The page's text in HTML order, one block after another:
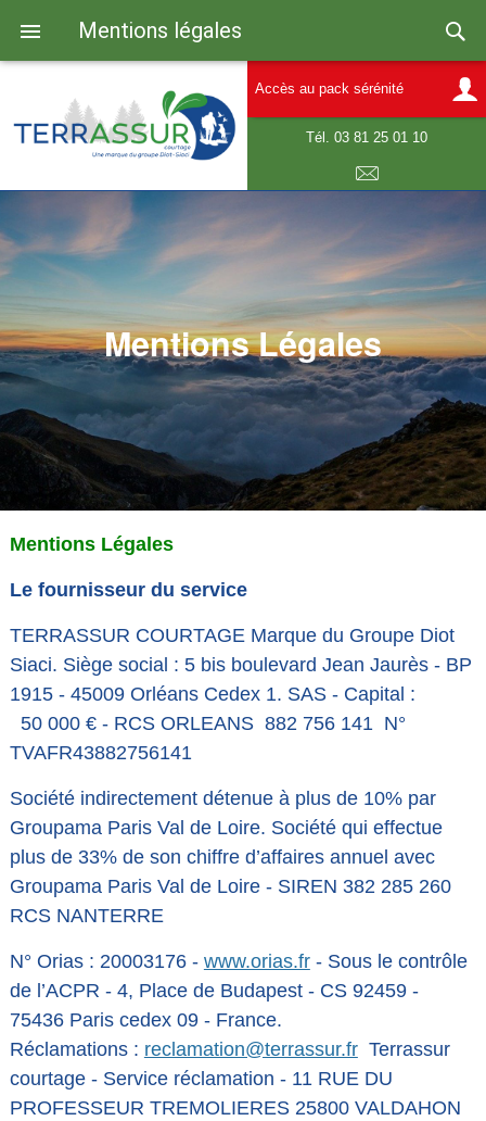
Accès au pack sérénité
Tél. 03 81 25 01 10
Mentions Légales
Mentions Légales
Le fournisseur du service
TERRASSUR COURTAGE Marque du Groupe Diot
Siaci. Siège social : 5 bis boulevard Jean Jaurès - BP
1915 - 45009 Orléans Cedex 1. SAS - Capital :
50 000 € - RCS ORLEANS 882 756 141 N°
TVAFR43882756141
Société indirectement détenue à plus de 10% par
Groupama Paris Val de Loire. Société qui effectue
plus de 33% de son chiffre d’affaires annuel avec
Groupama Paris Val de Loire - SIREN 382 285 260
RCS NANTERRE
N° Orias : 20003176 - www.orias.fr- Sous le contrôle
de l’ACPR - 4, Place de Budapest - CS 92459 -
75436 Paris cedex 09 - France.
Réclamations : reclamation@terrassur.frTerrassur
courtage - Service réclamation - 11 RUE DU
PROFESSEUR TREMOLIERES 25800 VALDAHON
Mentions légales